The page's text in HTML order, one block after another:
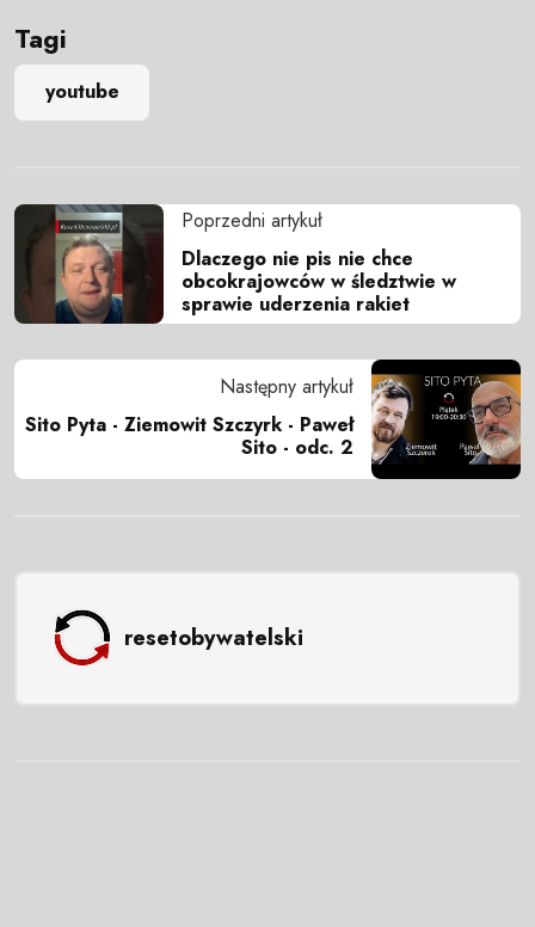
Tagi
youtube
Poprzedni artykuł
Dlaczego nie pis nie chce
obcokrajowców w śledztwie w
sprawie uderzenia rakiet
Następny artykuł
Sito Pyta - Ziemowit Szczyrk - Paweł
Sito - odc. 2
resetobywatelski